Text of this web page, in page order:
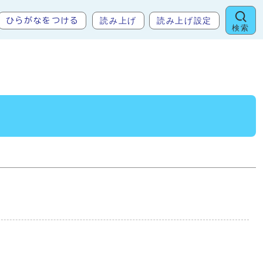
ひらがなをつける 読み上げ 読み上げ設定
検索